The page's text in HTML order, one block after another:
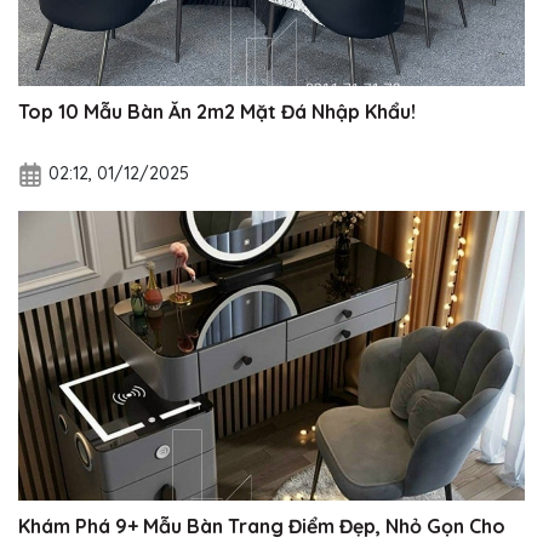
Top 10 Mẫu Bàn Ăn 2m2 Mặt Đá Nhập Khẩu!
02:12, 01/12/2025
Khám Phá 9+ Mẫu Bàn Trang Điểm Đẹp, Nhỏ Gọn Cho